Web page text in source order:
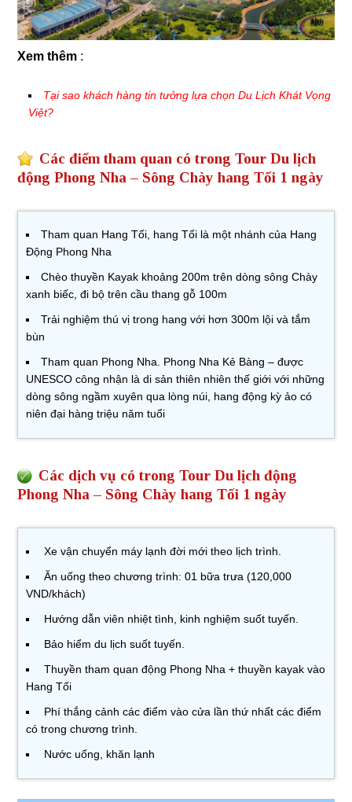
Xem thêm :
Tại sao khách hàng tin tưởng lựa chọn Du Lịch Khát Vọng
Việt?
Các điểm tham quan có trong Tour Du lịch
động Phong Nha – Sông Chày hang Tối 1 ngày
Tham quan Hang Tối, hang Tối là một nhánh của Hang
Động Phong Nha
Chèo thuyền Kayak khoảng 200m trên dòng sông Chày
xanh biếc, đi bộ trên cầu thang gỗ 100m
Trải nghiệm thú vị trong hang với hơn 300m lội và tắm
bùn
Tham quan Phong Nha. Phong Nha Kẻ Bàng – được
UNESCO công nhận là di sản thiên nhiên thế giới với những
dòng sông ngầm xuyên qua lòng núi, hang động kỳ ảo có
niên đại hàng triệu năm tuổi
Các dịch vụ có trong Tour Du lịch động
Phong Nha – Sông Chày hang Tối 1 ngày
Xe vận chuyển máy lạnh đời mới theo lịch trình.
Ăn uống theo chương trình: 01 bữa trưa (120,000
VND/khách)
Hướng dẫn viên nhiệt tình, kinh nghiệm suốt tuyến.
Bảo hiểm du lịch suốt tuyến.
Thuyền tham quan động Phong Nha + thuyền kayak vào
Hang Tối
Phí thắng cảnh các điểm vào cửa lần thứ nhất các điểm
có trong chương trình.
Nước uống, khăn lạnh